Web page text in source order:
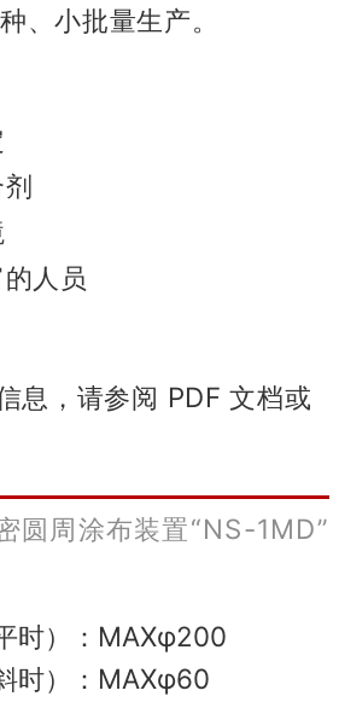
、小批量生产。
人员
息，请参阅 PDF 文档或
圆周涂布装置“NS-1MD”
时）：MAXφ200
时）：MAXφ60